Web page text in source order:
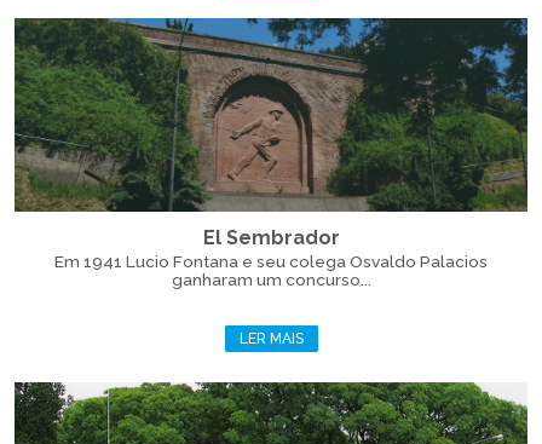
El Sembrador
Em 1941 Lucio Fontana e seu colega Osvaldo Palacios
ganharam um concurso...
LER MAIS